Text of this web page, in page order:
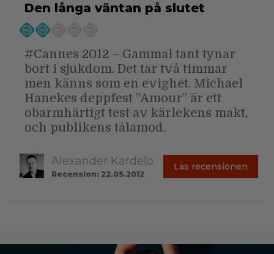
Den långa väntan på slutet
#Cannes 2012 – Gammal tant tynar
bort i sjukdom. Det tar två timmar
men känns som en evighet. Michael
Hanekes deppfest ”Amour” är ett
obarmhärtigt test av kärlekens makt,
och publikens tålamod.
Alexander Kardelo
Recension: 22.05.2012
Läs recensionen